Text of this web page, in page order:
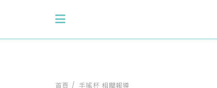
首頁 手搖杯 相關報導